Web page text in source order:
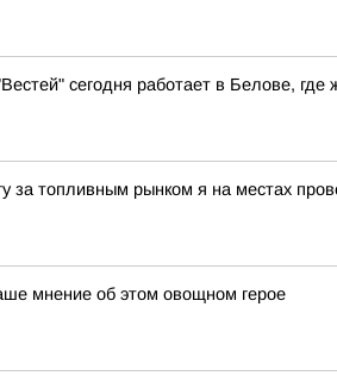
сегодня работает в Белове,
топливным рынком я на местах
мнение об этом овощном герое